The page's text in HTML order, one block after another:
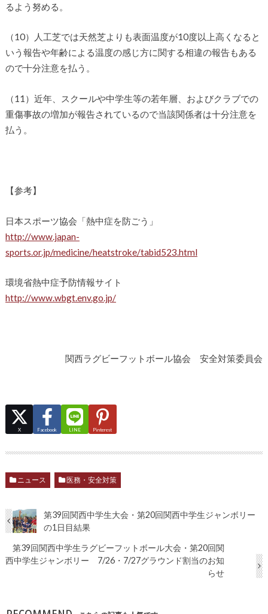
るよう努める。
（10）人工芝では天然芝よりも表面温度が10度以上高くなると
いう報告や年齢による温度の感じ方に関する相違の報告もある
ので十分注意を払う。
（11）近年、スクールや中学生等の若年層、およびクラブでの
重傷事故の増加が報告されているので当該関係者は十分注意を
払う。
【参考】
日本スポーツ協会「熱中症を防ごう」
http://www.japan-
sports.or.jp/medicine/heatstroke/tabid523.html
環境省熱中症予防情報サイト
http://www.wbgt.env.go.jp/
関西ラグビーフットボール協会 安全対策委員会
X Facebook LINE Pinterest
ニュース 医務・安全対策
第39回関西中学生大会・第20回関西中学生ジャンボリー
の1日目結果
第39回関西中学生ラグビーフットボール大会・第20回関
西中学生ジャンボリー 7/26・7/27グラウンド割当のお知
らせ